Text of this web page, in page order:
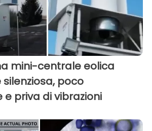
mini-centrale eolica
poco
priva di vibrazioni